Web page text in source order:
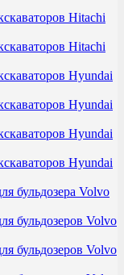
Hitachi
Hitachi
Hyundai
Hyundai
Hyundai
Hyundai
бульдозера Volvo
бульдозеров Volvo
бульдозеров Volvo